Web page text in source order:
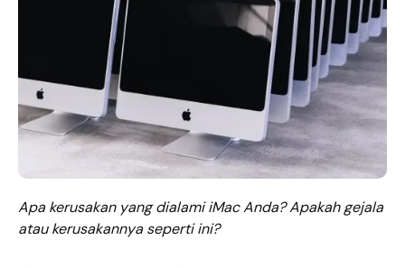
Apa kerusakan yang dialami iMac Anda? Apakah gejala
atau kerusakannya seperti ini?